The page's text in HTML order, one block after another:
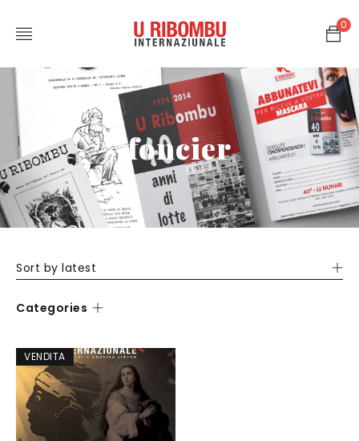
0
foncier
Sort by latest
Categories
VENDITA